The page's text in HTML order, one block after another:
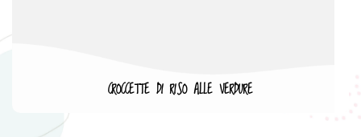
CROCCETTE DI RISO ALLE VERDURE